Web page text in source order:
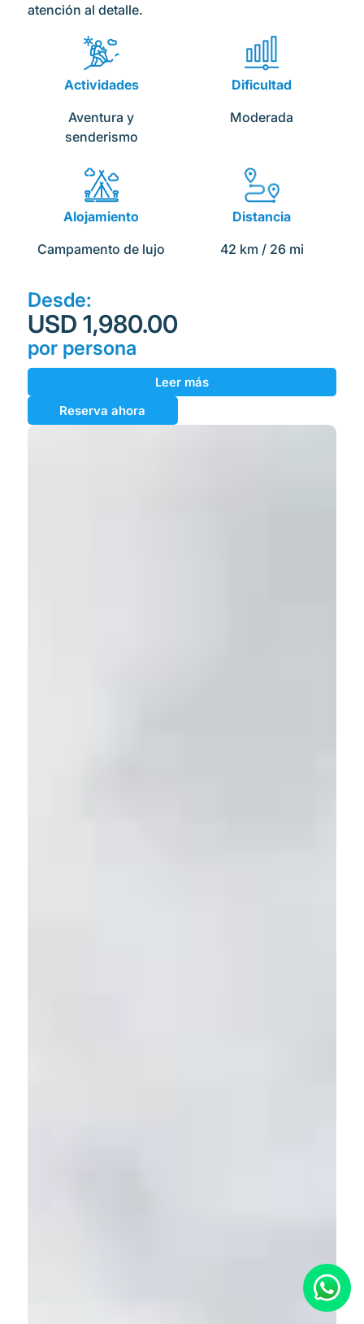
atención al detalle.
Actividades
Aventura y
senderismo
Dificultad
Moderada
Alojamiento
Campamento de lujo
Distancia
42 km / 26 mi
Desde:
USD 1,980.00
por persona
Leer más
Reserva ahora